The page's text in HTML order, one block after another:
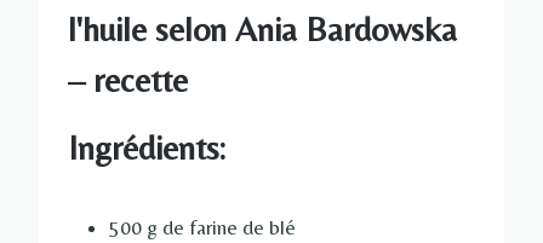
l'huile selon Ania Bardowska
– recette
Ingrédients:
500 g de farine de blé